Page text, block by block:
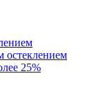
остеклением
25%